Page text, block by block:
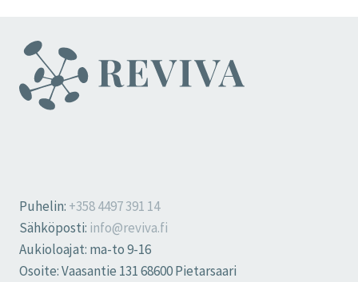
Puhelin: +358 4497 391 14
Sähköposti: info@reviva.fi
Aukioloajat: ma-to 9-16
Osoite: Vaasantie 131 68600 Pietarsaari